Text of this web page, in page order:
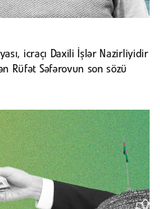
icraçı Daxili İşlər Nazirliyidir
Rüfət Səfərovun son sözü